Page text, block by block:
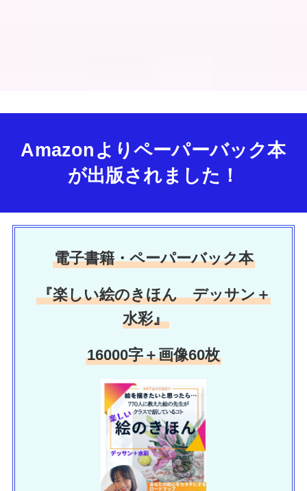
Amazonよりペーパーバック本
が出版されました！
電子書籍・ペーパーバック本
『楽しい絵のきほん デッサン＋
水彩』
16000字＋画像60枚